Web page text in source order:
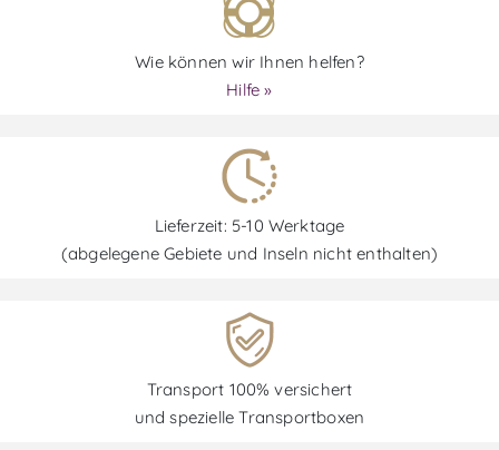
Wie können wir Ihnen helfen?
Hilfe »
Lieferzeit: 5-10 Werktage
(abgelegene Gebiete und Inseln nicht enthalten)
Transport 100% versichert
und spezielle Transportboxen